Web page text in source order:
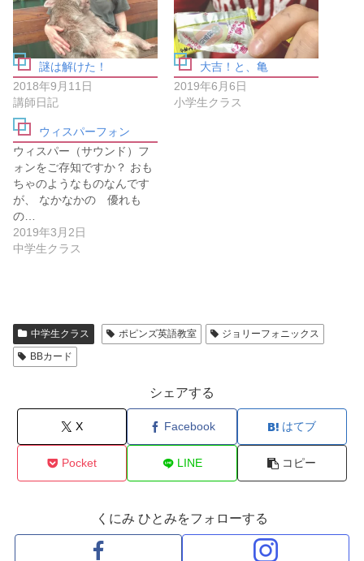
共
有
す
る
に
は
ク
リ
ッ
ク
て
く
だ
さ
い
(
新
し
い
ィ
ン
ド
)
t
t
e
r
で
共
有
(
新
ウ
ィ
ン
ド
ウ
で
開
き
ま
)
謎は解けた！
2018年9月11日
講師日記
大吉！と、亀
2019年6月6日
小学生クラス
ウィスパーフォン
ウィスパー（サウンド）フ
ォンをご存知ですか？ おも
ちゃのようなものなんです
が、 なかなかの 優れも
の…
2019年3月2日
中学生クラス
中学生クラス ポピンズ英語教室
ジョリーフォニックス
BBカード
シェアする
X Facebook はてブ
Pocket LINE コピー
くにみ ひとみをフォローする